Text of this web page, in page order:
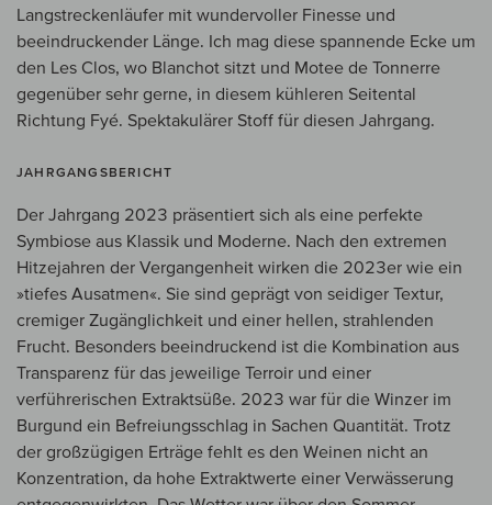
Langstreckenläufer mit wundervoller Finesse und
beeindruckender Länge. Ich mag diese spannende Ecke um
den Les Clos, wo Blanchot sitzt und Motee de Tonnerre
gegenüber sehr gerne, in diesem kühleren Seitental
Richtung Fyé. Spektakulärer Stoff für diesen Jahrgang.
JAHRGANGSBERICHT
Der Jahrgang 2023 präsentiert sich als eine perfekte
Symbiose aus Klassik und Moderne. Nach den extremen
Hitzejahren der Vergangenheit wirken die 2023er wie ein
»tiefes Ausatmen«. Sie sind geprägt von seidiger Textur,
cremiger Zugänglichkeit und einer hellen, strahlenden
Frucht. Besonders beeindruckend ist die Kombination aus
Transparenz für das jeweilige Terroir und einer
verführerischen Extraktsüße. 2023 war für die Winzer im
Burgund ein Befreiungsschlag in Sachen Quantität. Trotz
der großzügigen Erträge fehlt es den Weinen nicht an
Konzentration, da hohe Extraktwerte einer Verwässerung